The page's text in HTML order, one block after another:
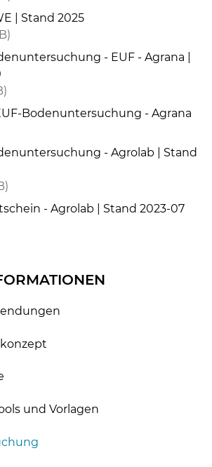
| Stand 2025
- EUF - Agrana |
Bodenuntersuchung - Agrana
- Agrolab | Stand
- Agrolab | Stand 2023-07
und Vorlagen